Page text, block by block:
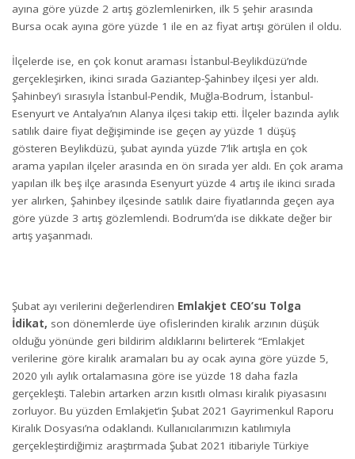
ayına göre yüzde 2 artış gözlemlenirken, ilk 5 şehir arasında
Bursa ocak ayına göre yüzde 1 ile en az fiyat artışı görülen il oldu.
İlçelerde ise, en çok konut araması İstanbul-Beylikdüzü’nde
gerçekleşirken, ikinci sırada Gaziantep-Şahinbey ilçesi yer aldı.
Şahinbey’i sırasıyla İstanbul-Pendik, Muğla-Bodrum, İstanbul-
Esenyurt ve Antalya’nın Alanya ilçesi takip etti. İlçeler bazında aylık
satılık daire fiyat değişiminde ise geçen ay yüzde 1 düşüş
gösteren Beylikdüzü, şubat ayında yüzde 7’lik artışla en çok
arama yapılan ilçeler arasında en ön sırada yer aldı. En çok arama
yapılan ilk beş ilçe arasında Esenyurt yüzde 4 artış ile ikinci sırada
yer alırken, Şahinbey ilçesinde satılık daire fiyatlarında geçen aya
göre yüzde 3 artış gözlemlendi. Bodrum’da ise dikkate değer bir
artış yaşanmadı.
Şubat ayı verilerini değerlendiren Emlakjet CEO’su Tolga
İdikat, son dönemlerde üye ofislerinden kiralık arzının düşük
olduğu yönünde geri bildirim aldıklarını belirterek “Emlakjet
verilerine göre kiralık aramaları bu ay ocak ayına göre yüzde 5,
2020 yılı aylık ortalamasına göre ise yüzde 18 daha fazla
gerçekleşti. Talebin artarken arzın kısıtlı olması kiralık piyasasını
zorluyor. Bu yüzden Emlakjet’in Şubat 2021 Gayrimenkul Raporu
Kiralık Dosyası’na odaklandı. Kullanıcılarımızın katılımıyla
gerçekleştirdiğimiz araştırmada Şubat 2021 itibariyle Türkiye